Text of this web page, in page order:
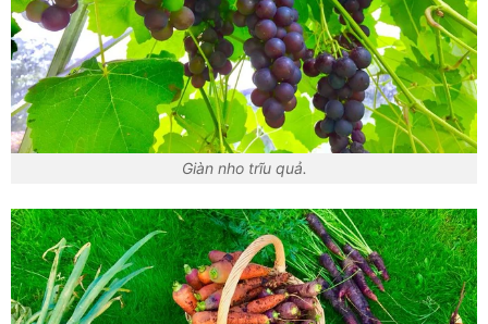
Giàn nho trĩu quả.